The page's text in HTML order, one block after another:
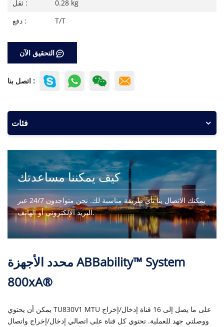
ثقل :
0.28 kg
دفع :
T/T
التحقيق الآن
اتصل بنا :
فئات
كيف يمكننا مساعدتك
يمكنك الاتصال بنا بأي طريقة مناسبة لك. نحن متواجدون 24/7 عبر
البريد الإلكتروني أو الهاتف.
اتصل بنا
محدد الأجهزة ABBability™ System
800xA®
يمكن أن يحتوي TU830V1 MTU على ما يصل إلى 16 قناة إدخال/إخراج
ووصلتي جهد للعملية. تحتوي كل قناة على اتصالي إدخال/إخراج واتصال